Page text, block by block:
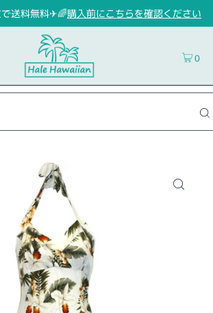
送料無料✈🌈購入前にこちらを確認ください
0